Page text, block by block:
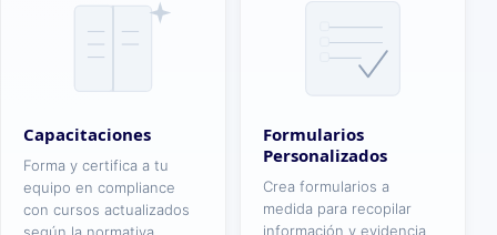
Capacitaciones
Forma y certifica a tu
equipo en compliance
con cursos actualizados
según la normativa
Formularios
Personalizados
Crea formularios a
medida para recopilar
información y evidencia